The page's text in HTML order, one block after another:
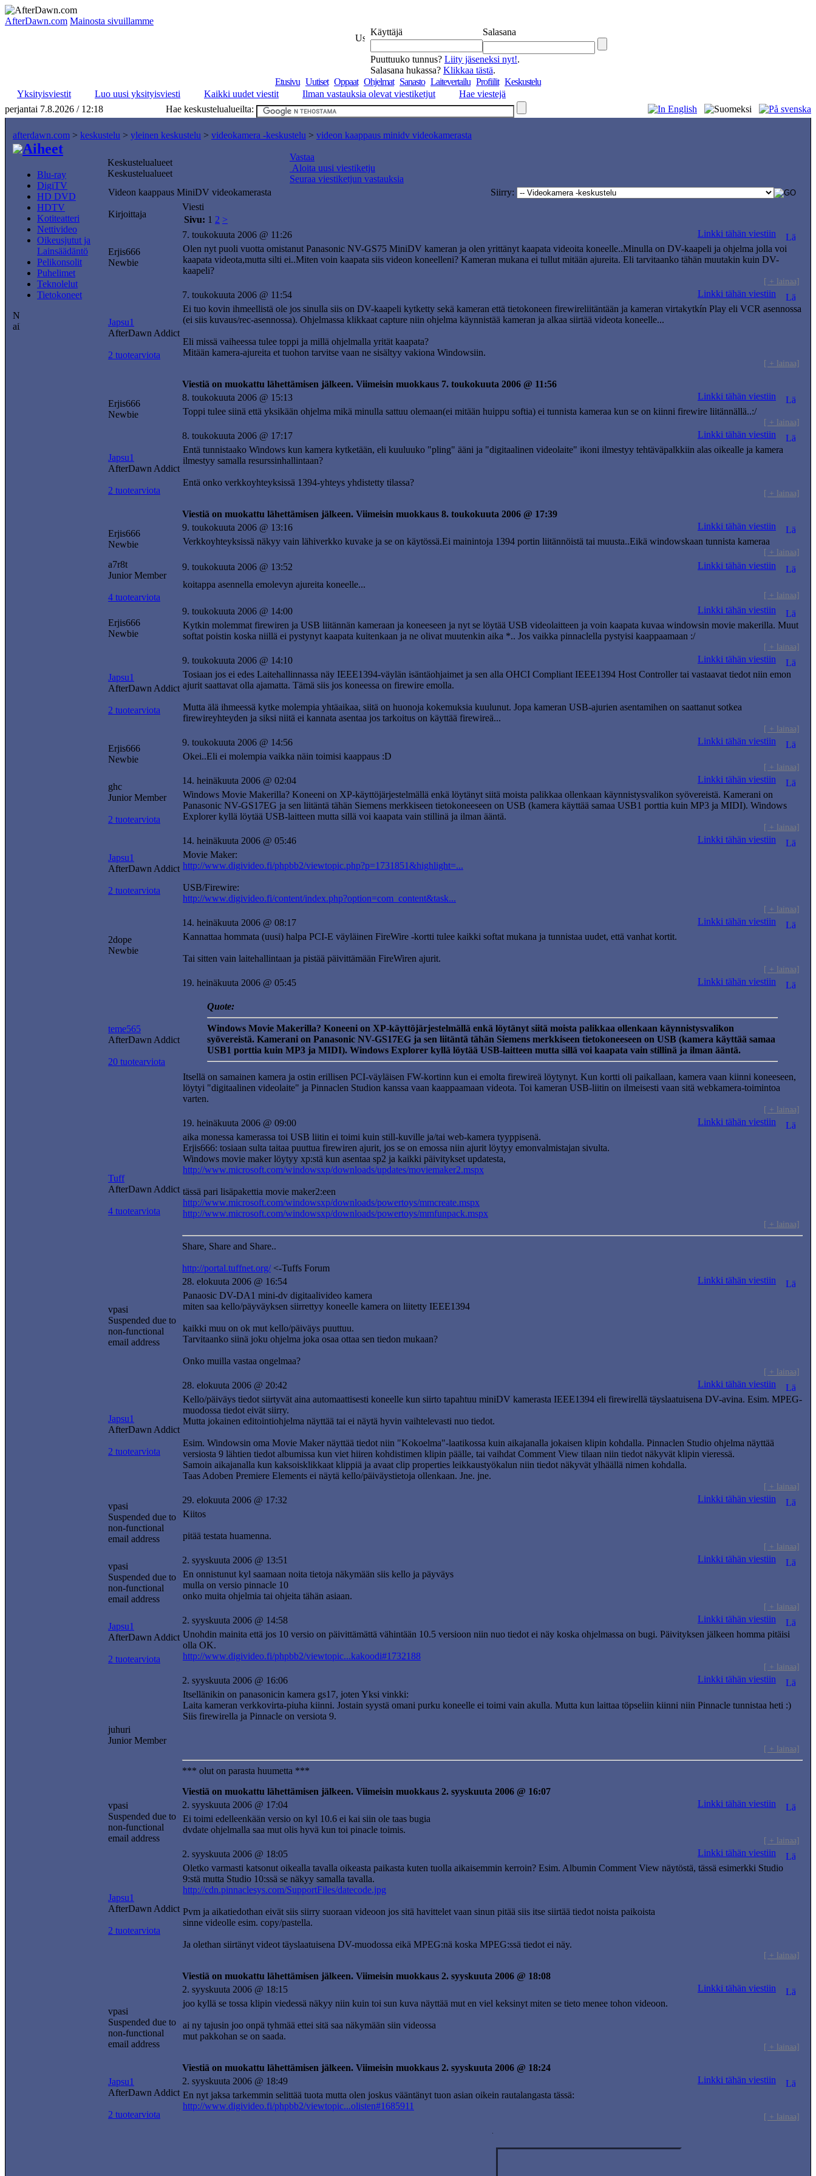
AfterDawn.com Mainosta sivuillamme
Käyttäjä
Salasana
Puuttuuko tunnus? Liity jäseneksi nyt!.
Salasana hukassa? Klikkaa tästä.
Etusivu Uutiset Oppaat Ohjelmat Sanasto Laitevertailu Profiilit Keskustelu
Yksityisviestit
Luo uusi yksityisviesti Kaikki uudet viestit Ilman vastauksia olevat viestiketjut
Hae viestejä
perjantai 7.8.2026 / 12:18
Hae keskustelualueilta:
afterdawn.com > keskustelu > yleinen keskustelu > videokamera -keskustelu > videon kaappaus minidv videokamerasta
Aiheet
Blu-ray
DigiTV
HD DVD
HDTV
Kotiteatteri
Nettivideo
Oikeusjutut ja
Lainsäädäntö
Pelikonsolit
Puhelimet
Teknolelut
Tietokoneet
Keskustelualueet
Keskustelualueet
Vastaa
Aloita uusi viestiketju
Seuraa viestiketjun vastauksia
Videon kaappaus MiniDV videokamerasta
Siirry:
Kirjoittaja
Viesti
Sivu: 1 2 >
Erjis666
Newbie
7. toukokuuta 2006 @ 11:26
Linkki tähän viestiin
Olen nyt puoli vuotta omistanut Panasonic NV-GS75 MiniDV kameran ja olen yrittänyt kaapata videoita koneelle..Minulla on DV-kaapeli ja ohjelma jolla voi
kaapata videota,mutta silti ei..Miten voin kaapata siis videon koneelleni? Kameran mukana ei tullut mitään ajureita. Eli tarvitaanko tähän muutakin kuin DV-
kaapeli?
[ + lainaa]
Japsu1
AfterDawn Addict
2 tuotearviota
7. toukokuuta 2006 @ 11:54
Linkki tähän viestiin
Ei tuo kovin ihmeellistä ole jos sinulla siis on DV-kaapeli kytketty sekä kameran että tietokoneen firewireliitäntään ja kameran virtakytkín Play eli VCR asennossa
(ei siis kuvaus/rec-asennossa). Ohjelmassa klikkaat capture niin ohjelma käynnistää kameran ja alkaa siirtää videota koneelle...
Eli missä vaiheessa tulee toppi ja millä ohjelmalla yrität kaapata?
Mitään kamera-ajureita et tuohon tarvitse vaan ne sisältyy vakiona Windowsiin.
[ + lainaa]
Viestiä on muokattu lähettämisen jälkeen. Viimeisin muokkaus 7. toukokuuta 2006 @ 11:56
Erjis666
Newbie
8. toukokuuta 2006 @ 15:13
Linkki tähän viestiin
Toppi tulee siinä että yksikään ohjelma mikä minulla sattuu olemaan(ei mitään huippu softia) ei tunnista kameraa kun se on kiinni firewire liitännällä..:/
[ + lainaa]
Japsu1
AfterDawn Addict
2 tuotearviota
8. toukokuuta 2006 @ 17:17
Linkki tähän viestiin
Entä tunnistaako Windows kun kamera kytketään, eli kuuluuko "pling" ääni ja "digitaalinen videolaite" ikoni ilmestyy tehtäväpalkkiin alas oikealle ja kamera
ilmestyy samalla resurssinhallintaan?
Entä onko verkkoyhteyksissä 1394-yhteys yhdistetty tilassa?
[ + lainaa]
Viestiä on muokattu lähettämisen jälkeen. Viimeisin muokkaus 8. toukokuuta 2006 @ 17:39
Erjis666
Newbie
9. toukokuuta 2006 @ 13:16
Linkki tähän viestiin
Verkkoyhteyksissä näkyy vain lähiverkko kuvake ja se on käytössä.Ei mainintoja 1394 portin liitännöistä tai muusta..Eikä windowskaan tunnista kameraa
[ + lainaa]
a7r8t
Junior Member
4 tuotearviota
9. toukokuuta 2006 @ 13:52
Linkki tähän viestiin
koitappa asennella emolevyn ajureita koneelle...
[ + lainaa]
Erjis666
Newbie
9. toukokuuta 2006 @ 14:00
Linkki tähän viestiin
Kytkin molemmat firewiren ja USB liitännän kameraan ja koneeseen ja nyt se löytää USB videolaitteen ja voin kaapata kuvaa windowsin movie makerilla. Muut
softat poistin koska niillä ei pystynyt kaapata kuitenkaan ja ne olivat muutenkin aika *.. Jos vaikka pinnaclella pystyisi kaappaamaan :/
[ + lainaa]
Japsu1
AfterDawn Addict
2 tuotearviota
9. toukokuuta 2006 @ 14:10
Linkki tähän viestiin
Tosiaan jos ei edes Laitehallinnassa näy IEEE1394-väylän isäntäohjaimet ja sen alla OHCI Compliant IEEE1394 Host Controller tai vastaavat tiedot niin emon
ajurit saattavat olla ajamatta. Tämä siis jos koneessa on firewire emolla.
Mutta älä ihmeessä kytke molempia yhtäaikaa, siitä on huonoja kokemuksia kuulunut. Jopa kameran USB-ajurien asentamihen on saattanut sotkea
firewireyhteyden ja siksi niitä ei kannata asentaa jos tarkoitus on käyttää firewireä...
[ + lainaa]
Erjis666
Newbie
9. toukokuuta 2006 @ 14:56
Linkki tähän viestiin
Okei..Eli ei molempia vaikka näin toimisi kaappaus :D
[ + lainaa]
ghc
Junior Member
2 tuotearviota
14. heinäkuuta 2006 @ 02:04
Linkki tähän viestiin
Windows Movie Makerilla? Koneeni on XP-käyttöjärjestelmällä enkä löytänyt siitä moista palikkaa ollenkaan käynnistysvalikon syövereistä. Kamerani on
Panasonic NV-GS17EG ja sen liitäntä tähän Siemens merkkiseen tietokoneeseen on USB (kamera käyttää samaa USB1 porttia kuin MP3 ja MIDI). Windows
Explorer kyllä löytää USB-laitteen mutta sillä voi kaapata vain stillinä ja ilman ääntä.
[ + lainaa]
Japsu1
AfterDawn Addict
2 tuotearviota
14. heinäkuuta 2006 @ 05:46
Linkki tähän viestiin
Movie Maker:
http://www.digivideo.fi/phpbb2/viewtopic.php?p=1731851&highlight=...
USB/Firewire:
http://www.digivideo.fi/content/index.php?option=com_content&task...
[ + lainaa]
2dope
Newbie
14. heinäkuuta 2006 @ 08:17
Linkki tähän viestiin
Kannattaa hommata (uusi) halpa PCI-E väyläinen FireWire -kortti tulee kaikki softat mukana ja tunnistaa uudet, että vanhat kortit.
Tai sitten vain laitehallintaan ja pistää päivittämään FireWiren ajurit.
[ + lainaa]
teme565
AfterDawn Addict
20 tuotearviota
19. heinäkuuta 2006 @ 05:45 Linkki tähän viestiin
Quote:
Windows Movie Makerilla? Koneeni on XP-käyttöjärjestelmällä enkä löytänyt siitä moista palikkaa ollenkaan käynnistysvalikon
syövereistä. Kamerani on Panasonic NV-GS17EG ja sen liitäntä tähän Siemens merkkiseen tietokoneeseen on USB (kamera käyttää samaa
USB1 porttia kuin MP3 ja MIDI). Windows Explorer kyllä löytää USB-laitteen mutta sillä voi kaapata vain stillinä ja ilman ääntä.
Itsellä on samainen kamera ja ostin erillisen PCI-väyläisen FW-kortinn kun ei emolta firewireä löytynyt. Kun kortti oli paikallaan, kamera vaan kiinni koneeseen,
löytyi "digitaalinen videolaite" ja Pinnaclen Studion kanssa vaan kaappaamaan videota. Toi kameran USB-liitin on ilmeisesti vaan sitä webkamera-toimintoa
varten.
[ + lainaa]
Tuff
AfterDawn Addict
4 tuotearviota
19. heinäkuuta 2006 @ 09:00
Linkki tähän viestiin
aika monessa kamerassa toi USB liitin ei toimi kuin still-kuville ja/tai web-kamera tyyppisenä.
Erjis666: tosiaan sulta taitaa puuttua firewiren ajurit, jos se on emossa niin ajurit löytyy emonvalmistajan sivulta.
Windows movie maker löytyy xp:stä kun asentaa sp2 ja kaikki päivitykset updatesta,
http://www.microsoft.com/windowsxp/downloads/updates/moviemaker2.mspx
tässä pari lisäpakettia movie maker2:een
http://www.microsoft.com/windowsxp/downloads/powertoys/mmcreate.mspx
http://www.microsoft.com/windowsxp/downloads/powertoys/mmfunpack.mspx
[ + lainaa]
Share, Share and Share..
http://portal.tuffnet.org/<-Tuffs Forum
vpasi
Suspended due to
non-functional
email address
28. elokuuta 2006 @ 16:54
Linkki tähän viestiin
Panaosic DV-DA1 mini-dv digitaalivideo kamera
miten saa kello/päyväyksen siirrettyy koneelle kamera on liitetty IEEE1394
kaikki muu on ok mut kello/päiväys puuttuu.
Tarvitaanko siinä joku ohjelma joka osaa ottaa sen tiedon mukaan?
Onko muilla vastaa ongelmaa?
[ + lainaa]
Japsu1
AfterDawn Addict
2 tuotearviota
28. elokuuta 2006 @ 20:42
Linkki tähän viestiin
Kello/päiväys tiedot siirtyvät aina automaattisesti koneelle kun siirto tapahtuu miniDV kamerasta IEEE1394 eli firewirellä täyslaatuisena DV-avina. Esim. MPEG-
muodossa tiedot eivät siirry.
Mutta jokainen editointiohjelma näyttää tai ei näytä hyvin vaihtelevasti nuo tiedot.
Esim. Windowsin oma Movie Maker näyttää tiedot niin "Kokoelma"-laatikossa kuin aikajanalla jokaisen klipin kohdalla. Pinnaclen Studio ohjelma näyttää
versiosta 9 lähtien tiedot albumissa kun viet hiiren kohdistimen klipin päälle, tai vaihdat Comment View tilaan niin tiedot näkyvät klipin vieressä.
Samoin aikajanalla kun kaksoisklikkaat klippiä ja avaat clip properties leikkaustyökalun niin tiedot näkyvät ylhäällä nimen kohdalla.
Taas Adoben Premiere Elements ei näytä kello/päiväystietoja ollenkaan. Jne. jne.
[ + lainaa]
vpasi
Suspended due to
non-functional
email address
29. elokuuta 2006 @ 17:32
Linkki tähän viestiin
Kiitos
pitää testata huamenna.
[ + lainaa]
vpasi
Suspended due to
non-functional
email address
2. syyskuuta 2006 @ 13:51
Linkki tähän viestiin
En onnistunut kyl saamaan noita tietoja näkymään siis kello ja päyväys
mulla on versio pinnacle 10
onko muita ohjelmia tai ohjeita tähän asiaan.
[ + lainaa]
Japsu1
AfterDawn Addict
2 tuotearviota
2. syyskuuta 2006 @ 14:58
Linkki tähän viestiin
Unohdin mainita että jos 10 versio on päivittämättä vähintään 10.5 versioon niin nuo tiedot ei näy koska ohjelmassa on bugi. Päivityksen jälkeen homma pitäisi
olla OK.
http://www.digivideo.fi/phpbb2/viewtopic...kakoodi#1732188
[ + lainaa]
juhuri
Junior Member
2. syyskuuta 2006 @ 16:06
Linkki tähän viestiin
Itsellänikin on panasonicin kamera gs17, joten Yksi vinkki:
Laita kameran verkkovirta-piuha kiinni. Jostain syystä omani purku koneelle ei toimi vain akulla. Mutta kun laittaa töpseliin kiinni niin Pinnacle tunnistaa heti :)
Siis firewirella ja Pinnacle on versiota 9.
[ + lainaa]
*** olut on parasta huumetta ***
Viestiä on muokattu lähettämisen jälkeen. Viimeisin muokkaus 2. syyskuuta 2006 @ 16:07
vpasi
Suspended due to
non-functional
email address
2. syyskuuta 2006 @ 17:04
Linkki tähän viestiin
Ei toimi edelleenkään versio on kyl 10.6 ei kai siin ole taas bugia
dvdate ohjelmalla saa mut olis hyvä kun toi pinacle toimis.
[ + lainaa]
Japsu1
AfterDawn Addict
2 tuotearviota
2. syyskuuta 2006 @ 18:05
Linkki tähän viestiin
Oletko varmasti katsonut oikealla tavalla oikeasta paikasta kuten tuolla aikaisemmin kerroin? Esim. Albumin Comment View näytöstä, tässä esimerkki Studio
9:stä mutta Studio 10:ssä se näkyy samalla tavalla.
http://cdn.pinnaclesys.com/SupportFiles/datecode.jpg
Pvm ja aikatiedothan eivät siis siirry suoraan videoon jos sitä havittelet vaan sinun pitää siis itse siirtää tiedot noista paikoista
sinne videolle esim. copy/pastella.
Ja olethan siirtänyt videot täyslaatuisena DV-muodossa eikä MPEG:nä koska MPEG:ssä tiedot ei näy.
[ + lainaa]
Viestiä on muokattu lähettämisen jälkeen. Viimeisin muokkaus 2. syyskuuta 2006 @ 18:08
vpasi
Suspended due to
non-functional
email address
2. syyskuuta 2006 @ 18:15
Linkki tähän viestiin
joo kyllä se tossa klipin viedessä näkyy niin kuin toi sun kuva näyttää mut en viel keksinyt miten se tieto menee tohon videoon.
ai ny tajusin joo onpä tyhmää ettei sitä saa näkymään siin videossa
mut pakkohan se on saada.
[ + lainaa]
Viestiä on muokattu lähettämisen jälkeen. Viimeisin muokkaus 2. syyskuuta 2006 @ 18:24
Japsu1
AfterDawn Addict
2 tuotearviota
2. syyskuuta 2006 @ 18:49
Linkki tähän viestiin
En nyt jaksa tarkemmin selittää tuota mutta olen joskus vääntänyt tuon asian oikein rautalangasta tässä:
http://www.digivideo.fi/phpbb2/viewtopic...olisten#1685911
[ + lainaa]